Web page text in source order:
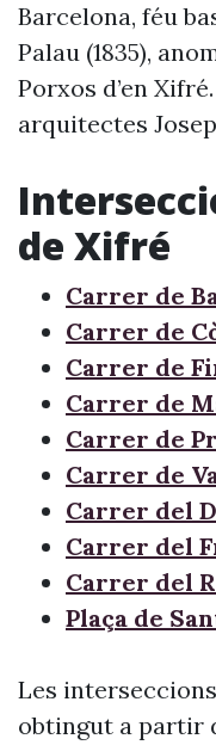
Barcelona, féu
Palau (1835),
Porxos d’en
arquitectes
de Xifré
Carrer de
Carrer de
Carrer de
Carrer de
Carrer de
Carrer de
Carrer del
Carrer del
Carrer del
Plaça de
Les
obtingut a partir